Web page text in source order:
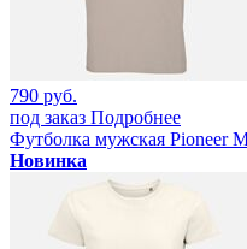
790 руб.
под заказ Подробнее
Футболка мужская Pioneer
Новинка